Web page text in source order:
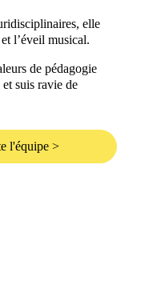
elle
l’éveil musical.
de pédagogie
suis ravie de
l'équipe >